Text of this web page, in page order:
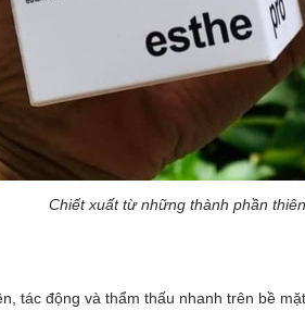
Chiết xuất từ những thành phần
tác động và thẩm thấu nhanh trên bề